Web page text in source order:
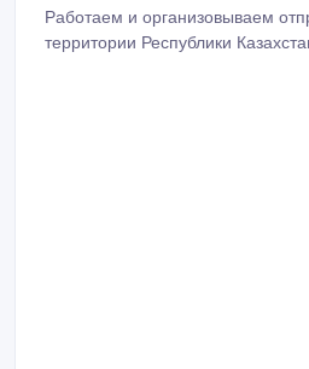
Работаем и организовываем
территории Республики